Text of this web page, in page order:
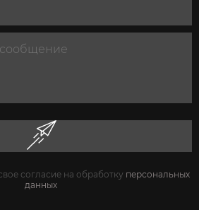
согласие на обработку персональных
данных